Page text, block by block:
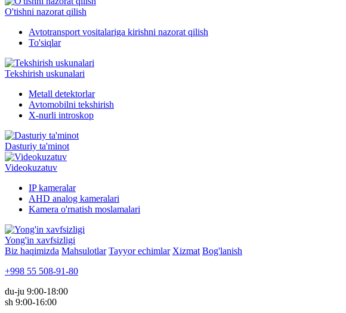
O'tishni nazorat qilish
Avtotransport vositalariga kirishni nazorat qilish
To'siqlar
Tekshirish uskunalari
Metall detektorlar
Avtomobilni tekshirish
X-nurli introskop
Dasturiy ta'minot
Videokuzatuv
IP kameralar
AHD analog kameralari
Kamera o'rnatish moslamalari
Yong'in xavfsizligi
Biz haqimizda Mahsulotlar Tayyor echimlar Xizmat Bog'lanish
+998 55 508-91-80
du-ju 9:00-18:00
sh 9:00-16:00